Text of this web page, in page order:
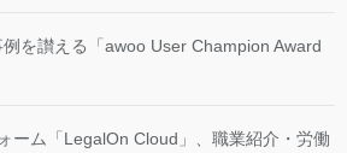
を讃える「awoo User Champion Award
ーム「LegalOn Cloud」、職業紹介・労働